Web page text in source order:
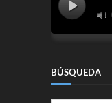
BÚSQUEDA